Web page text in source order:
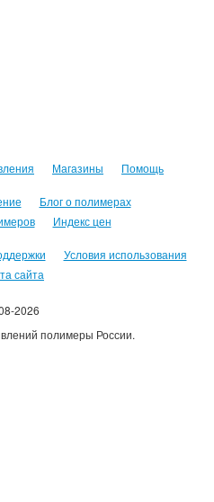
Магазины Помощь
Блог о полимерах
Индекс цен
Условия использования
сайта
2026
полимеры России.